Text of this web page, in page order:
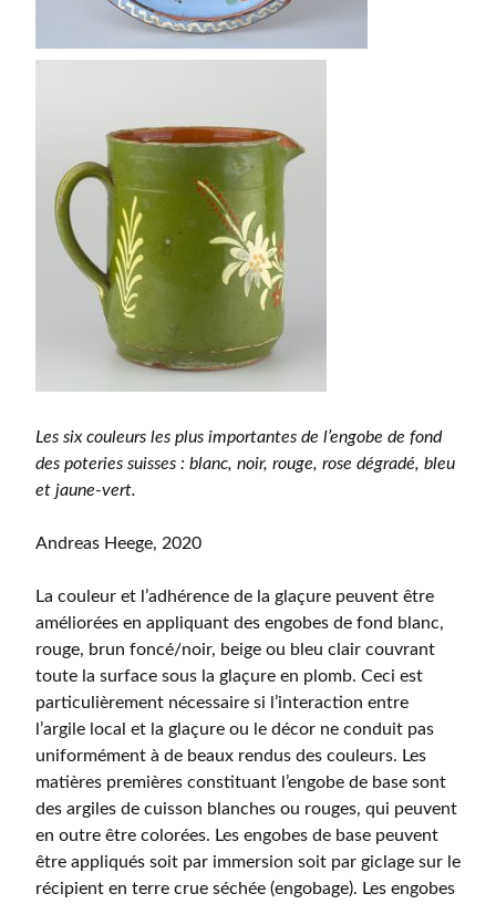
Les six couleurs les plus importantes de l’engobe de fond
des poteries suisses : blanc, noir, rouge, rose dégradé, bleu
et jaune-vert.
Andreas Heege, 2020
La couleur et l’adhérence de la glaçure peuvent être
améliorées en appliquant des engobes de fond blanc,
rouge, brun foncé/noir, beige ou bleu clair couvrant
toute la surface sous la glaçure en plomb. Ceci est
particulièrement nécessaire si l’interaction entre
l’argile local et la glaçure ou le décor ne conduit pas
uniformément à de beaux rendus des couleurs. Les
matières premières constituant l’engobe de base sont
des argiles de cuisson blanches ou rouges, qui peuvent
en outre être colorées. Les engobes de base peuvent
être appliqués soit par immersion soit par giclage sur le
récipient en terre crue séchée (engobage). Les engobes